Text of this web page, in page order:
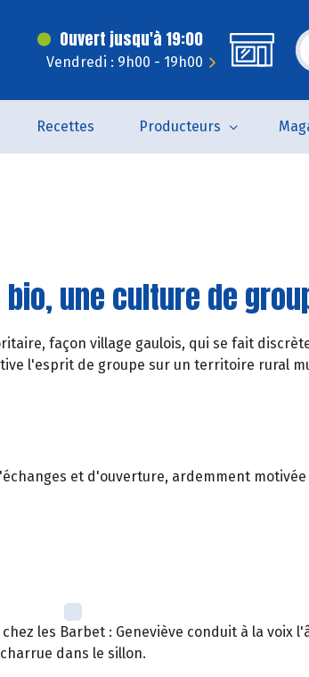
Ouvert jusqu'à 19:00
Vendredi : 9h00 - 19h00
Recettes Producteurs
une culture de
façon village gaulois, qui se fait
l'esprit de groupe sur un territoire rural
et d'ouverture, ardemment
les Barbet : Geneviève conduit à la voix
charrue dans le sillon.